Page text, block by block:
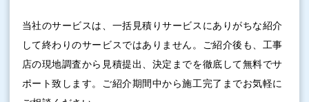
当社のサービスは、一括見積りサービスにありがちな紹介
して終わりのサービスではありません。ご紹介後も、工事
店の現地調査から見積提出、決定までを徹底して無料でサ
ポート致します。ご紹介期間中から施工完了までお気軽に